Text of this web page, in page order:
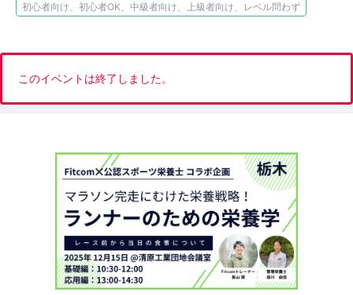
初心者向け、初心者OK、中級者向け、上級者向け、レベル問わず
このイベントは終了しました。